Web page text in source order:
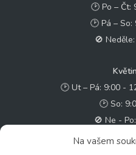
Na vašem
🕑 Po – Čt:
🕑 Pá – So:
🚫
🕑 Ut – Pá: 9:00 -
🕑 So:
🚫 Ne -